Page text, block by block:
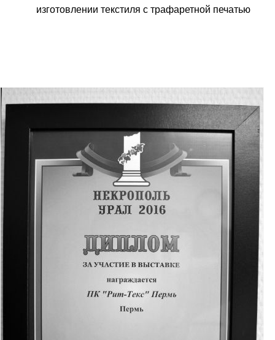
изготовлении текстиля с трафаретной печатью